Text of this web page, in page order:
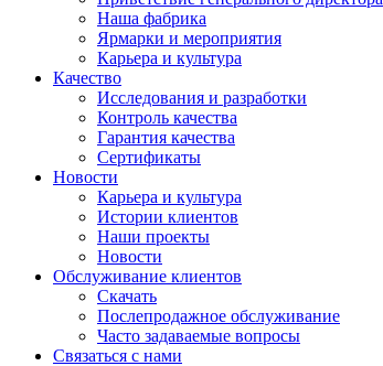
Наша фабрика
Ярмарки и мероприятия
Карьера и культура
Качество
Исследования и разработки
Контроль качества
Гарантия качества
Сертификаты
Новости
Карьера и культура
Истории клиентов
Наши проекты
Новости
Обслуживание клиентов
Скачать
Послепродажное обслуживание
Часто задаваемые вопросы
Связаться с нами